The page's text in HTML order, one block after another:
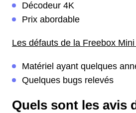
Décodeur 4K
Prix abordable
Les défauts de la Freebox
Matériel ayant quelques
Quelques bugs relevés
Quels sont les avis